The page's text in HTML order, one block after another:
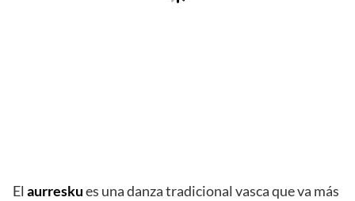
El aurreskues una danza tradicional vasca que va más